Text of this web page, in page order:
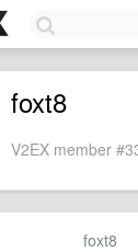
foxt8
V2EX member
foxt8